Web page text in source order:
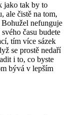
jako tak by to
ale čistě na tom,
Bohužel nefunguje
času budete
tím více sázek
se prostě nedaří
i to, co byste
bývá v lepším